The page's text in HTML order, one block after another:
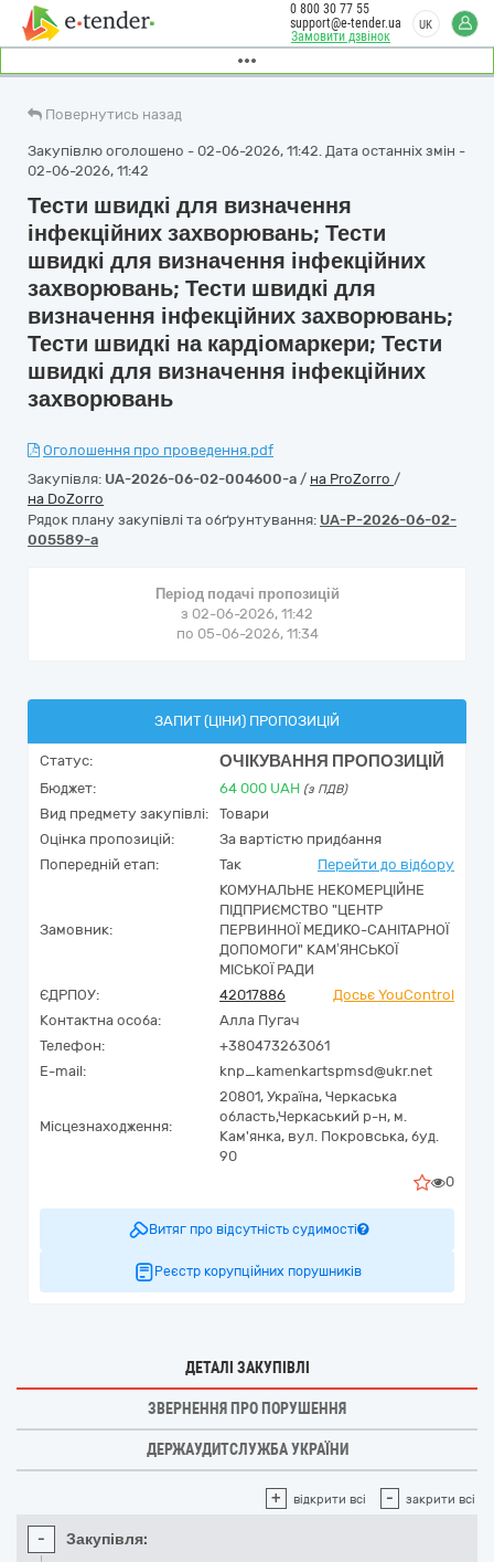
Замовити дзвінок
0 800 30 77 55
support@e-tender.ua
UK
Повернутись назад
Закупівлю оголошено - 02-06-2026, 11:42. Дата останніх змін -
02-06-2026, 11:42
Тести швидкі для визначення
інфекційних захворювань; Тести
швидкі для визначення інфекційних
захворювань; Тести швидкі для
визначення інфекційних захворювань;
Тести швидкі на кардіомаркери; Тести
швидкі для визначення інфекційних
захворювань
Оголошення про проведення.pdf
Закупівля: UA-2026-06-02-004600-a / на ProZorro /
на DoZorro
Рядок плану закупівлі та обґрунтування: UA-P-2026-06-02-
005589-a
Період подачі пропозицій
з 02-06-2026, 11:42
по 05-06-2026, 11:34
ЗАПИТ (ЦІНИ) ПРОПОЗИЦІЙ
Статус: ОЧІКУВАННЯ ПРОПОЗИЦІЙ
Бюджет: 64 000 UAH (з ПДВ)
Вид предмету закупівлі:
Товари
Оцінка пропозицій:
За вартістю придбання
Попередній етап:
Так Перейти до відбору
Замовник:
КОМУНАЛЬНЕ НЕКОМЕРЦІЙНЕ
ПІДПРИЄМСТВО "ЦЕНТР
ПЕРВИННОЇ МЕДИКО-САНІТАРНОЇ
ДОПОМОГИ" КАМ’ЯНСЬКОЇ
МІСЬКОЇ РАДИ
ЄДРПОУ:
42017886
Досьє YouControl
Контактна особа:
Алла Пугач
Телефон:
+380473263061
E-mail:
knp_kamenkartspmsd@ukr.net
Місцезнаходження:
20801, Україна, Черкаська
область,Черкаський р-н, м.
Кам'янка, вул. Покровська, буд.
90
0
Витяг про відсутність судимості
Реєстр корупційних порушників
ДЕТАЛІ ЗАКУПІВЛІ
ЗВЕРНЕННЯ ПРО ПОРУШЕННЯ
ДЕРЖАУДИТСЛУЖБА УКРАЇНИ
+ відкрити всі - закрити всі
- Закупівля: